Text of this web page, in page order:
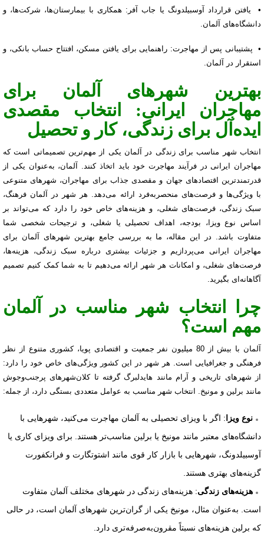
• یافتن قرارداد آوسبیلدونگ یا جاب آفر: همکاری با بیمارستان‌ها، شرکت‌ها، و
دانشگاه‌های آلمان.
• پشتیبانی پس از مهاجرت: راهنمایی برای یافتن مسکن، افتتاح حساب بانکی، و
استقرار در آلمان.
بهترین شهرهای آلمان برای
مهاجران ایرانی: انتخاب مقصدی
ایده‌آل برای زندگی، کار و تحصیل
انتخاب شهر مناسب برای زندگی در آلمان یکی از مهم‌ترین تصمیماتی است که
مهاجران ایرانی در فرآیند مهاجرت خود باید اتخاذ کنند. آلمان، به‌عنوان یکی از
قدرتمندترین اقتصادهای جهان و مقصدی جذاب برای مهاجران، شهرهای متنوعی
با ویژگی‌ها و فرصت‌های منحصربه‌فرد ارائه می‌دهد. هر شهر در آلمان فرهنگ،
سبک زندگی، فرصت‌های شغلی، و هزینه‌های خاص خود را دارد که می‌تواند بر
اساس نوع ویزا، بودجه، اهداف تحصیلی یا شغلی، و ترجیحات شخصی شما
متفاوت باشد. در این مقاله، ما به بررسی جامع بهترین شهرهای آلمان برای
مهاجران ایرانی می‌پردازیم و جزئیات بیشتری درباره سبک زندگی، هزینه‌ها،
فرصت‌های شغلی، و امکانات هر شهر ارائه می‌دهیم تا به شما کمک کنیم تصمیم
آگاهانه‌ای بگیرید.
چرا انتخاب شهر مناسب در آلمان
مهم است؟
آلمان با بیش از 80 میلیون نفر جمعیت و اقتصادی پویا، کشوری متنوع از نظر
فرهنگی و جغرافیایی است. هر شهر در این کشور ویژگی‌های خاص خود را دارد:
از شهرهای تاریخی و آرام مانند هایدلبرگ گرفته تا کلان‌شهرهای پرجنب‌وجوش
مانند برلین و مونیخ. انتخاب شهر مناسب به عوامل متعددی بستگی دارد، از جمله:
نوع ویزا : اگر با ویزای تحصیلی به آلمان مهاجرت می‌کنید، شهرهایی با
دانشگاه‌های معتبر مانند مونیخ یا برلین مناسب‌تر هستند. برای ویزای کاری یا
آوسبیلدونگ، شهرهایی با بازار کار قوی مانند اشتوتگارت و فرانکفورت
گزینه‌های بهتری هستند.
هزینه‌های زندگی: هزینه‌های زندگی در شهرهای مختلف آلمان متفاوت
است. به‌عنوان مثال، مونیخ یکی از گران‌ترین شهرهای آلمان است، در حالی
که برلین هزینه‌های نسبتاً مقرون‌به‌صرفه‌تری دارد.